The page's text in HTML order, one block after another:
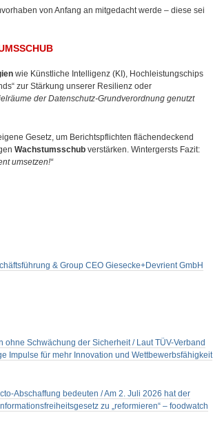
von Anfang an mitgedacht werde – diese sei
wie Künstliche Intelligenz (KI), Hochleistungschips
zur Stärkung unserer Resilienz oder
der Datenschutz-Grundverordnung genutzt
Gesetz, um Berichtspflichten flächendeckend
Wachstumsschub verstärken. Wintergersts Fazit:
umsetzen!“
& Group CEO Giesecke+Devrient GmbH
Schwächung der Sicherheit / Laut TÜV-Verband
Impulse für mehr Innovation und Wettbewerbsfähigkeit
Abschaffung bedeuten / Am 2. Juli 2026 hat der
zu „reformieren“ – foodwatch